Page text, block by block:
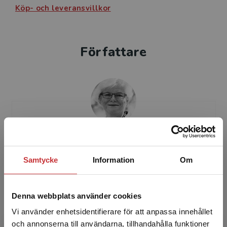
Samtycke Information Om
Denna webbplats använder cookies
Vi använder enhetsidentifierare för att anpassa innehållet
och annonserna till användarna, tillhandahålla funktioner
Köp- och leveransvillkor
Författare
Berit Bergström är specialist i kulör- och
färgsättning och arbetar i sin egen verksamhet,
NCS Colou...